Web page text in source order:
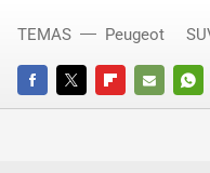
FACEBOOKTWITTERFLIPBOARD
E-
TEMAS Peugeot